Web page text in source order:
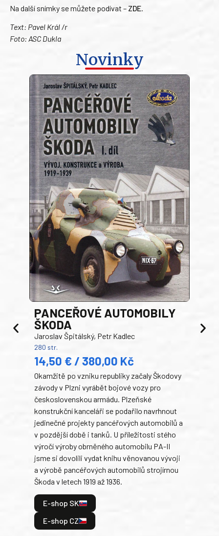
Na další snímky se můžete podívat – ZDE.
Text: Pavel Král /r
Foto: ASC Dukla
Novinky
PANCEŘOVÉ AUTOMOBILY
ŠKODA
Jaroslav Špitálský, Petr Kadlec
280 str.
14,50 € / 380,00 Kč
Okamžitě po vzniku republiky začaly Škodovy
závody v Plzni vyrábět bojové vozy pro
československou armádu. Plzeňské
konstrukční kanceláři se podařilo navrhnout
jedinečné projekty pancéřových automobilů a
v pozdější době i tanků. U příležitosti stého
výročí výroby obrněného automobilu PA-II
jsme si dovolili vydat knihu věnovanou vývoji
a výrobě pancéřových automobilů strojírnou
Škoda v letech 1919 až 1936.
E-shop SK
E-shop CZ